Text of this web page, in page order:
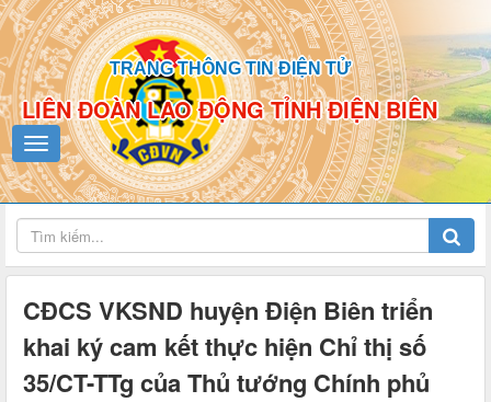
TRANG THÔNG TIN ĐIỆN TỬ
LIÊN ĐOÀN LAO ĐỘNG TỈNH ĐIỆN BIÊN
CĐCS VKSND huyện Điện Biên triển
khai ký cam kết thực hiện Chỉ thị số
35/CT-TTg của Thủ tướng Chính phủ